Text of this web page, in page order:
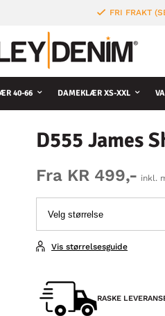
FRI FRAKT
40-66 DAMEKLÆR XS-XXL
D555 James
Fra KR 499,- inkl.
Vis størrelsesguide
RASKE